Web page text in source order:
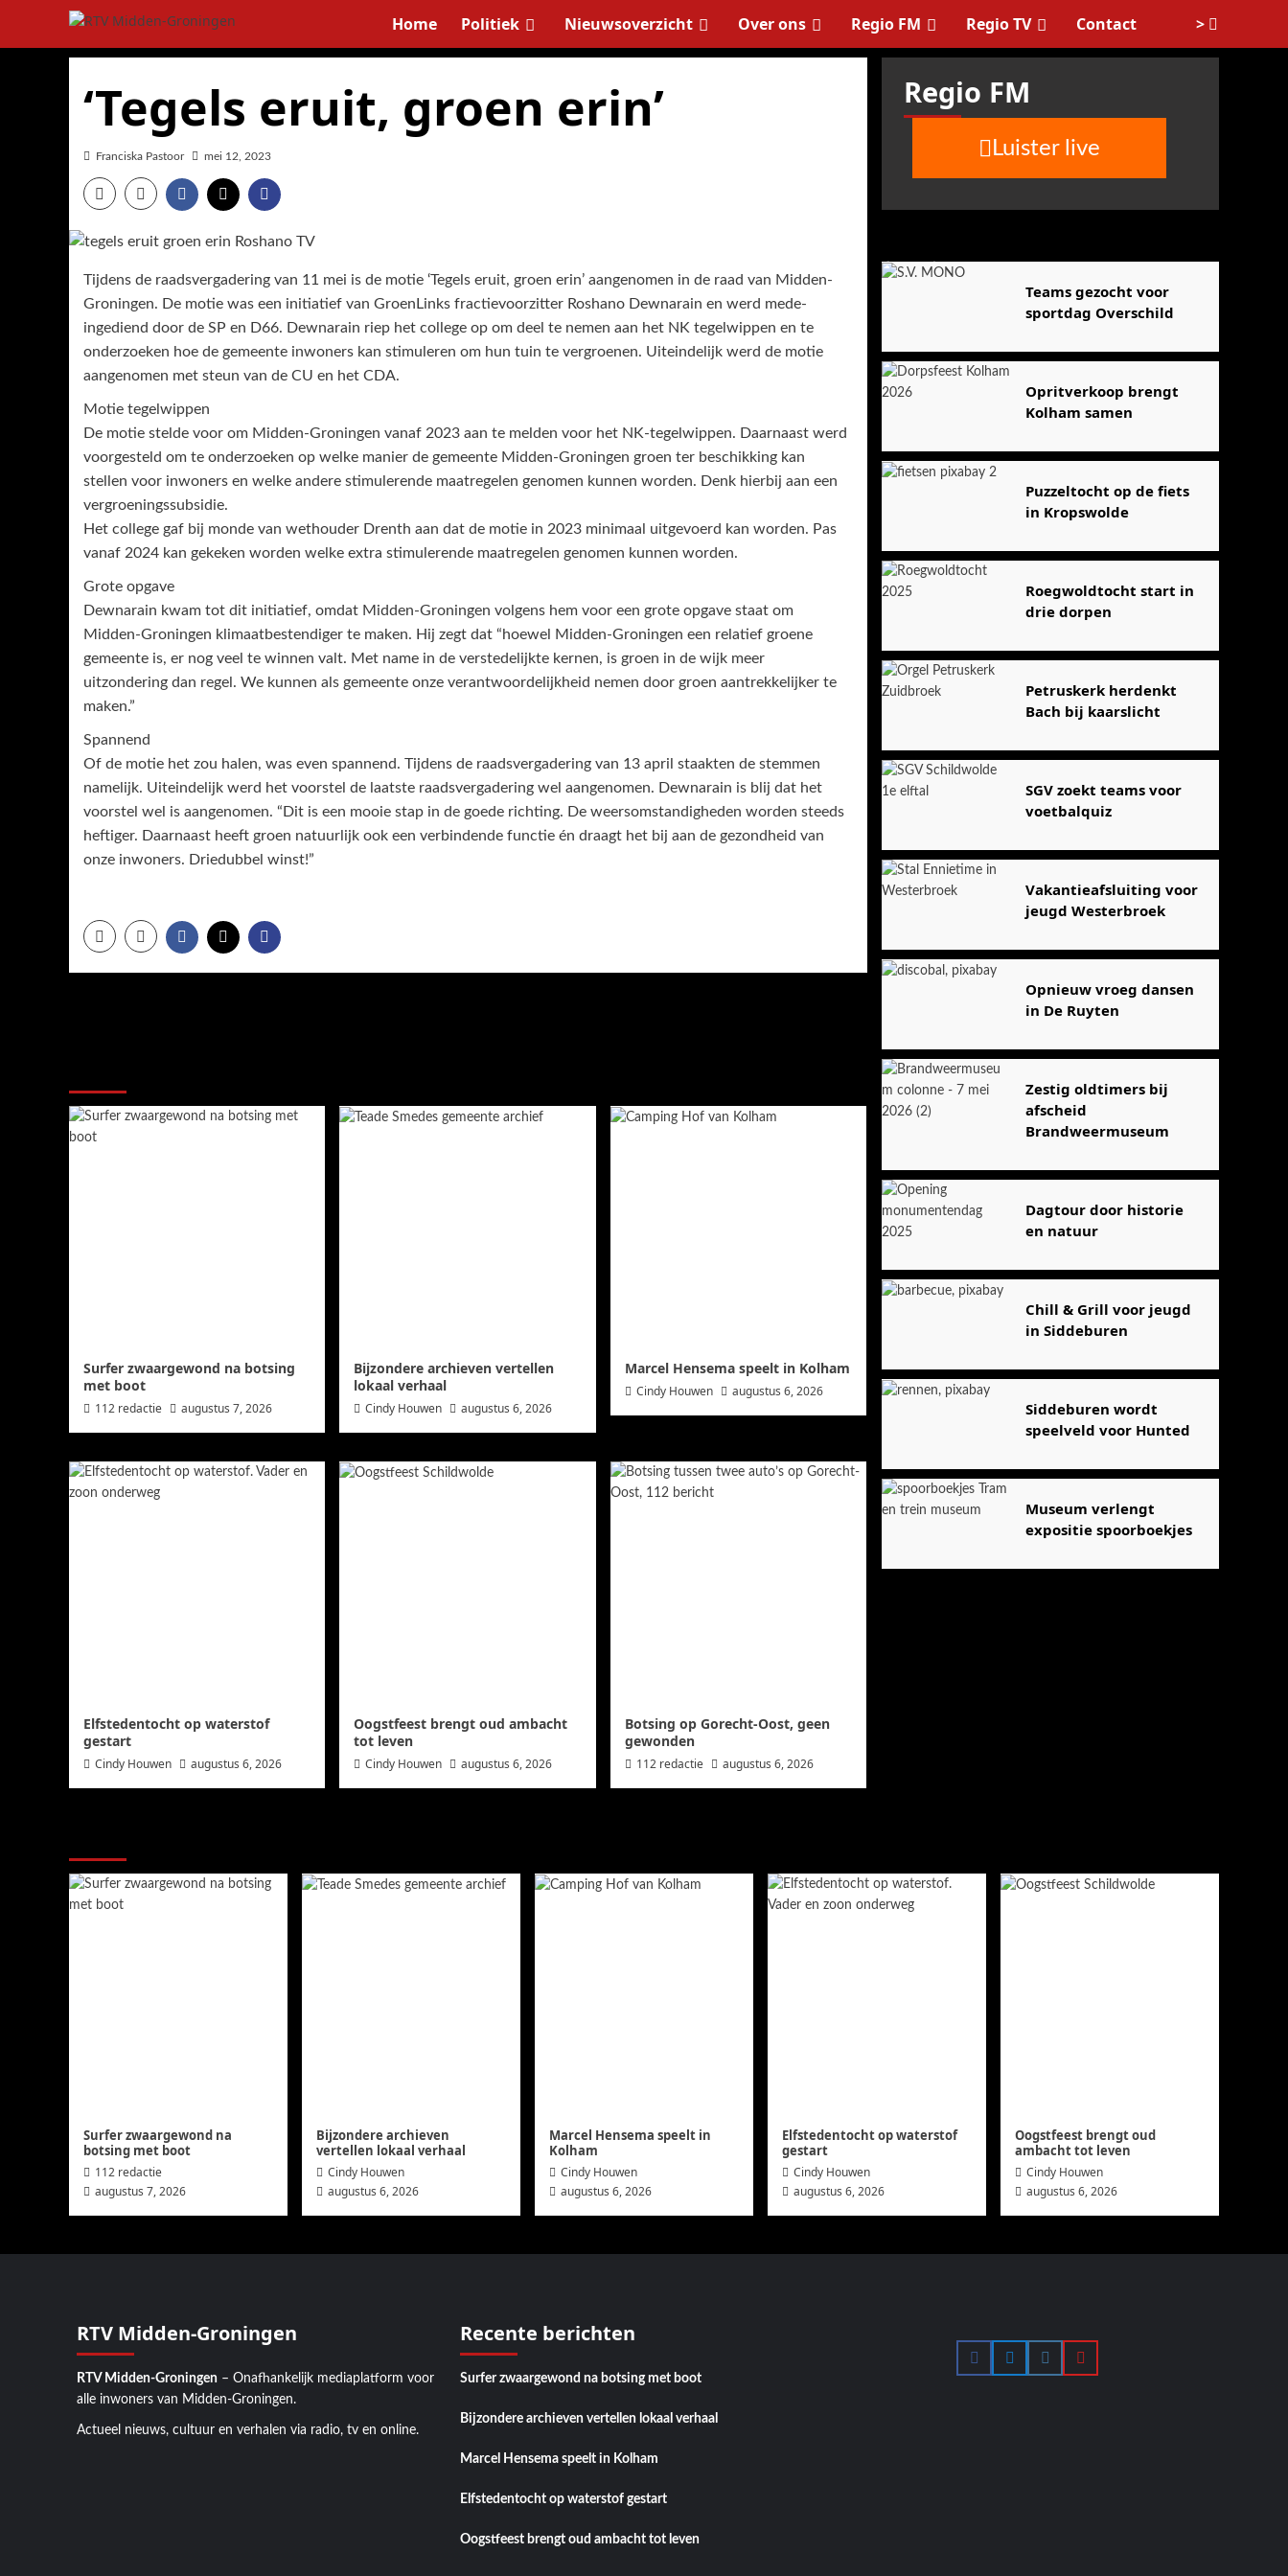
de
Home Politiek Nieuwsoverzicht Over ons Regio FM Regio TV Contact >
‘Tegels eruit, groen erin’
Franciska Pastoor mei 12, 2023
Tijdens de raadsvergadering van 11 mei is de motie ‘Tegels eruit, groen erin’ aangenomen in de raad van Midden-
Groningen. De motie was een initiatief van GroenLinks fractievoorzitter Roshano Dewnarain en werd mede-
ingediend door de SP en D66. Dewnarain riep het college op om deel te nemen aan het NK tegelwippen en te
onderzoeken hoe de gemeente inwoners kan stimuleren om hun tuin te vergroenen. Uiteindelijk werd de motie
aangenomen met steun van de CU en het CDA.
Motie tegelwippen
De motie stelde voor om Midden-Groningen vanaf 2023 aan te melden voor het NK-tegelwippen. Daarnaast werd
voorgesteld om te onderzoeken op welke manier de gemeente Midden-Groningen groen ter beschikking kan
stellen voor inwoners en welke andere stimulerende maatregelen genomen kunnen worden. Denk hierbij aan een
vergroeningssubsidie.
Het college gaf bij monde van wethouder Drenth aan dat de motie in 2023 minimaal uitgevoerd kan worden. Pas
vanaf 2024 kan gekeken worden welke extra stimulerende maatregelen genomen kunnen worden.
Grote opgave
Dewnarain kwam tot dit initiatief, omdat Midden-Groningen volgens hem voor een grote opgave staat om
Midden-Groningen klimaatbestendiger te maken. Hij zegt dat “hoewel Midden-Groningen een relatief groene
gemeente is, er nog veel te winnen valt. Met name in de verstedelijkte kernen, is groen in de wijk meer
uitzondering dan regel. We kunnen als gemeente onze verantwoordelijkheid nemen door groen aantrekkelijker te
maken.”
Spannend
Of de motie het zou halen, was even spannend. Tijdens de raadsvergadering van 13 april staakten de stemmen
namelijk. Uiteindelijk werd het voorstel de laatste raadsvergadering wel aangenomen. Dewnarain is blij dat het
voorstel wel is aangenomen. “Dit is een mooie stap in de goede richting. De weersomstandigheden worden steeds
heftiger. Daarnaast heeft groen natuurlijk ook een verbindende functie én draagt het bij aan de gezondheid van
onze inwoners. Driedubbel winst!”
Surfer zwaargewond na botsing
met boot
112 redactie augustus 7, 2026
Bijzondere archieven vertellen
lokaal verhaal
Cindy Houwen augustus 6, 2026
Marcel Hensema speelt in Kolham
Cindy Houwen augustus 6, 2026
Elfstedentocht op waterstof
gestart
Cindy Houwen augustus 6, 2026
Oogstfeest brengt oud ambacht
tot leven
Cindy Houwen augustus 6, 2026
Botsing op Gorecht-Oost, geen
gewonden
112 redactie augustus 6, 2026
Regio FM
Luister live
Agenda
Teams gezocht voor
sportdag Overschild
Opritverkoop brengt
Kolham samen
Puzzeltocht op de fiets
in Kropswolde
Roegwoldtocht start in
drie dorpen
Petruskerk herdenkt
Bach bij kaarslicht
SGV zoekt teams voor
voetbalquiz
Vakantieafsluiting voor
jeugd Westerbroek
Opnieuw vroeg dansen
in De Ruyten
Zestig oldtimers bij
afscheid
Brandweermuseum
Dagtour door historie
en natuur
Chill & Grill voor jeugd
in Siddeburen
Siddeburen wordt
speelveld voor Hunted
Museum verlengt
expositie spoorboekjes
Surfer zwaargewond na
botsing met boot
112 redactie
augustus 7, 2026
Bijzondere archieven
vertellen lokaal verhaal
Cindy Houwen
augustus 6, 2026
Marcel Hensema speelt in
Kolham
Cindy Houwen
augustus 6, 2026
Elfstedentocht op waterstof
gestart
Cindy Houwen
augustus 6, 2026
Oogstfeest brengt oud
ambacht tot leven
Cindy Houwen
augustus 6, 2026
RTV Midden-Groningen
RTV Midden-Groningen– Onafhankelijk mediaplatform voor
alle inwoners van Midden-Groningen.
Actueel nieuws, cultuur en verhalen via radio, tv en online.
Recente berichten
Surfer zwaargewond na botsing met boot
Bijzondere archieven vertellen lokaal verhaal
Marcel Hensema speelt in Kolham
Elfstedentocht op waterstof gestart
Oogstfeest brengt oud ambacht tot leven
FacebookTwitterInstagramYouTube